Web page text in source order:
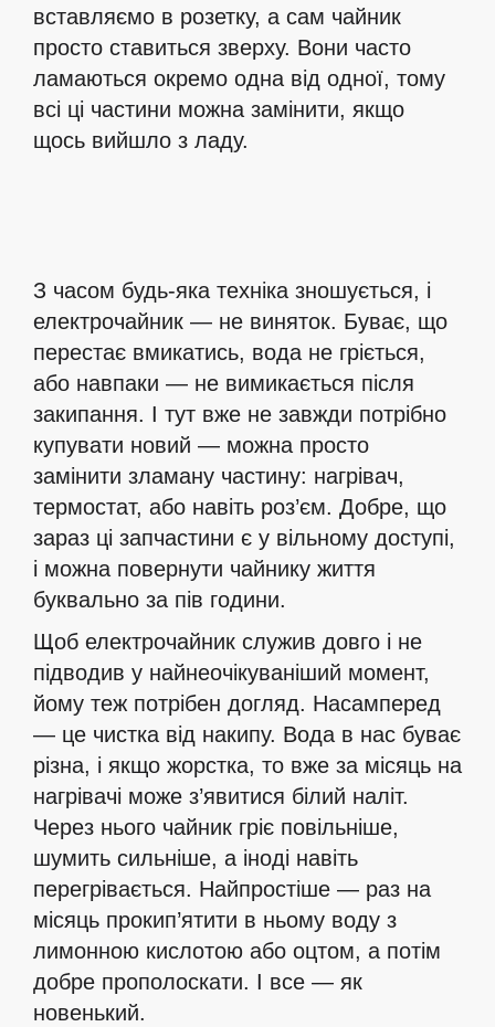
вставляємо в розетку, а сам чайник
просто ставиться зверху. Вони часто
ламаються окремо одна від одної, тому
всі ці частини можна замінити, якщо
щось вийшло з ладу.
З часом будь-яка техніка зношується, і
електрочайник — не виняток. Буває, що
перестає вмикатись, вода не гріється,
або навпаки — не вимикається після
закипання. І тут вже не завжди потрібно
купувати новий — можна просто
замінити зламану частину: нагрівач,
термостат, або навіть роз’єм. Добре, що
зараз ці запчастини є у вільному доступі,
і можна повернути чайнику життя
буквально за пів години.
Щоб електрочайник служив довго і не
підводив у найнеочікуваніший момент,
йому теж потрібен догляд. Насамперед
— це чистка від накипу. Вода в нас буває
різна, і якщо жорстка, то вже за місяць на
нагрівачі може з’явитися білий наліт.
Через нього чайник гріє повільніше,
шумить сильніше, а іноді навіть
перегрівається. Найпростіше — раз на
місяць прокип’ятити в ньому воду з
лимонною кислотою або оцтом, а потім
добре прополоскати. І все — як
новенький.